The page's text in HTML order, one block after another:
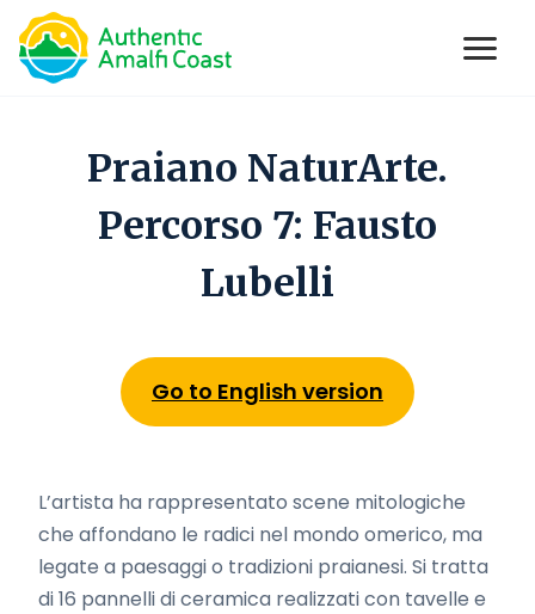
Open
Praiano NaturArte.
Percorso 7: Fausto
Lubelli
Go to English version
L’artista ha rappresentato scene mitologiche
che affondano le radici nel mondo omerico, ma
legate a paesaggi o tradizioni praianesi. Si tratta
di 16 pannelli di ceramica realizzati con tavelle e
main menu